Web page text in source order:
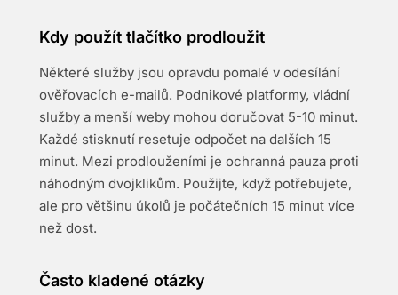
Kdy použít tlačítko prodloužit
Některé služby jsou opravdu pomalé v odesílání
ověřovacích e-mailů. Podnikové platformy, vládní
služby a menší weby mohou doručovat 5-10 minut.
Každé stisknutí resetuje odpočet na dalších 15
minut. Mezi prodlouženími je ochranná pauza proti
náhodným dvojklikům. Použijte, když potřebujete,
ale pro většinu úkolů je počátečních 15 minut více
než dost.
Často kladené otázky